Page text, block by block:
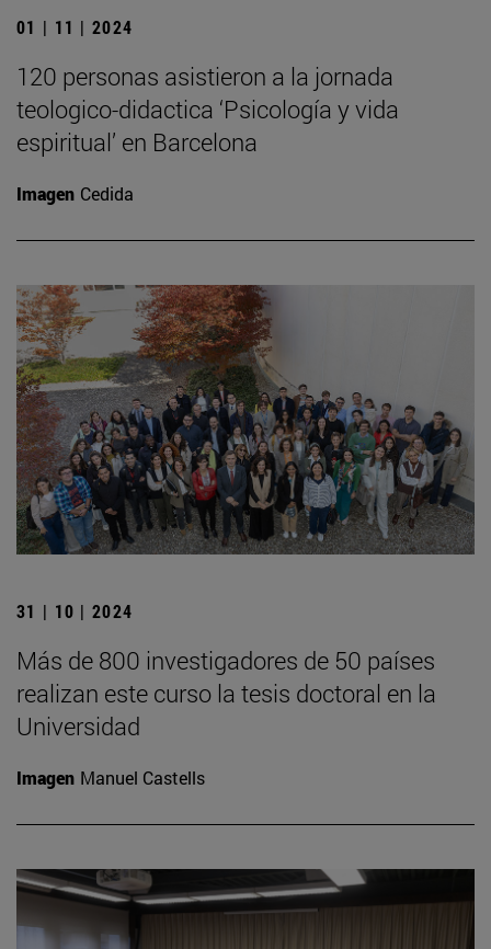
01 | 11 | 2024
120 personas asistieron a la jornada
teologico-didactica ‘Psicología y vida
espiritual’ en Barcelona
Imagen Cedida
31 | 10 | 2024
Más de 800 investigadores de 50 países
realizan este curso la tesis doctoral en la
Universidad
Imagen Manuel Castells